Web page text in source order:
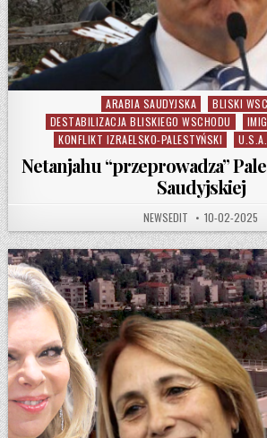
Posted in
ARABIA SAUDYJSKA
BLISKI
DESTABILIZACJA BLISKIEGO WSCHODU
KONFLIKT IZRAELSKO-PALESTYŃSKI
U.S.A.
Netanjahu “przeprowadza”
Saudyjskiej
AUTHOR:
NEWSEDIT PUBLISHED
10-02-2025